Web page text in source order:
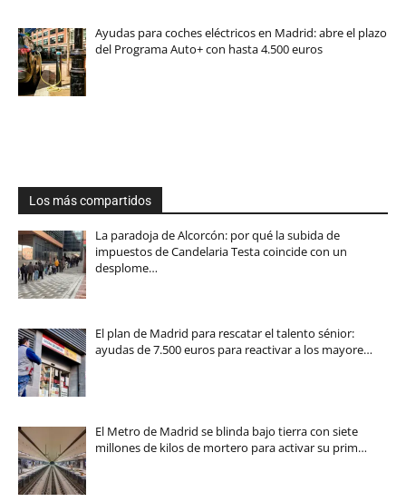
Ayudas para coches eléctricos en Madrid: abre el plazo
del Programa Auto+ con hasta 4.500 euros
Los más compartidos
La paradoja de Alcorcón: por qué la subida de
impuestos de Candelaria Testa coincide con un
desplome…
El plan de Madrid para rescatar el talento sénior:
ayudas de 7.500 euros para reactivar a los mayore…
El Metro de Madrid se blinda bajo tierra con siete
millones de kilos de mortero para activar su prim…